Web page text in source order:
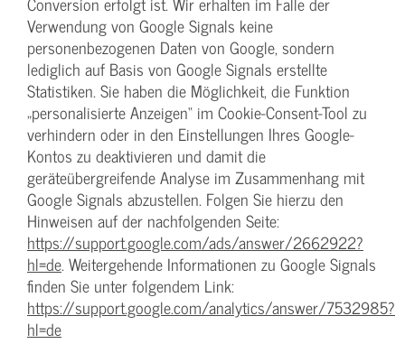
Verwendung von Google Signals keine
personenbezogenen Daten von Google, sondern
lediglich auf Basis von Google Signals erstellte
Statistiken. Sie haben die Möglichkeit, die Funktion
„personalisierte Anzeigen“ im Cookie-Consent-Tool zu
verhindern oder in den Einstellungen Ihres Google-
Kontos zu deaktivieren und damit die
geräteübergreifende Analyse im Zusammenhang mit
Google Signals abzustellen. Folgen Sie hierzu den
Hinweisen auf der nachfolgenden Seite:
https://support.google.com/ads/answer/2662922?
hl=de. Weitergehende Informationen zu Google Signals
finden Sie unter folgendem Link:
https://support.google.com/analytics/answer/7532985?
hl=de